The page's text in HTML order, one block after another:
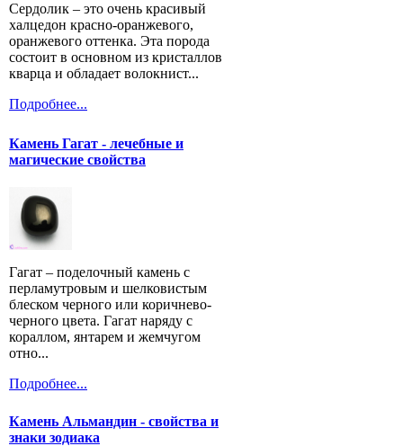
Сердолик – это очень красивый
халцедон красно-оранжевого,
оранжевого оттенка. Эта порода
состоит в основном из кристаллов
кварца и обладает волокнист...
Подробнее...
Камень Гагат - лечебные и
магические свойства
Гагат – поделочный камень с
перламутровым и шелковистым
блеском черного или коричнево-
черного цвета. Гагат наряду с
кораллом, янтарем и жемчугом
отно...
Подробнее...
Камень Альмандин - свойства и
знаки зодиака